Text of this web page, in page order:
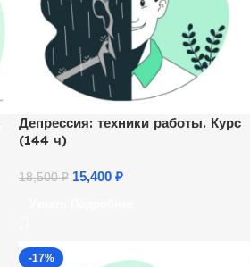
Депрессия: техники работы. Курс
(144 ч)
18,500₽ 15,400 ₽
-17%